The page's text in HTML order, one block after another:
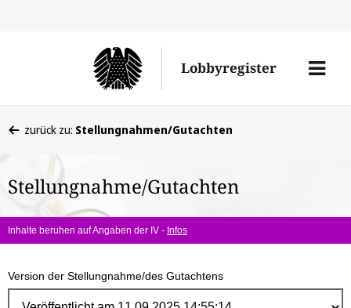
Lobbyregister
Menü
befinden
hier:
zurück zu: Stellungnahmen/Gutachten
Stellungnahme/Gutachten
Inhalte beruhen auf Angaben der IV - Infos
Version der Stellungnahme/des Gutachtens